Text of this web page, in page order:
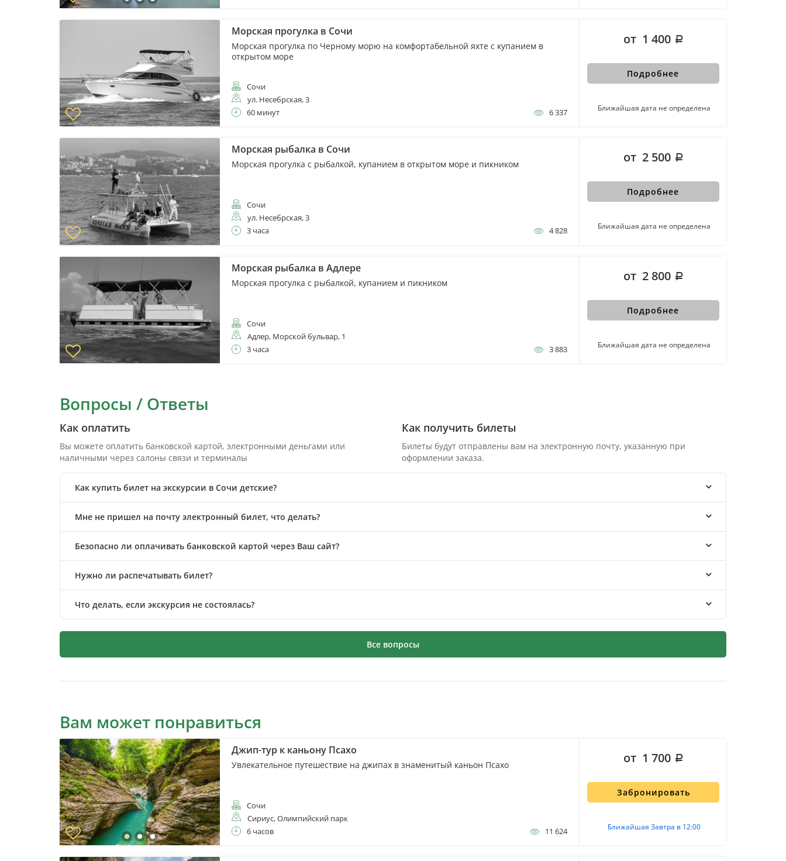
Морская прогулка в Сочи
Морская прогулка по Черному морю на комфортабельной яхте с купанием в
открытом море
Сочи
ул. Несебрская, 3
60 минут
6 337
Подробнее
Ближайшая дата не определена
от 1 400
Морская рыбалка в Сочи
Морская прогулка с рыбалкой, купанием в открытом море и пикником
Сочи
ул. Несебрская, 3
3 часа
4 828
Подробнее
Ближайшая дата не определена
от 2 500
Морская рыбалка в Адлере
Морская прогулка с рыбалкой, купанием и пикником
Сочи
Адлер, Морской бульвар, 1
3 часа
3 883
Подробнее
Ближайшая дата не определена
от 2 800
Вопросы / Ответы
Как оплатить
Вы можете оплатить банковской картой, электронными деньгами или
наличными через салоны связи и терминалы
Как получить билеты
Билеты будут отправлены вам на электронную почту, указанную при
оформлении заказа.
Как купить билет на экскурсии в Сочи детские?
Мне не пришел на почту электронный билет, что делать?
Безопасно ли оплачивать банковской картой через Ваш сайт?
Нужно ли распечатывать билет?
Что делать, если экскурсия не состоялась?
Все вопросы
Вам может понравиться
Джип-тур к каньону Псахо
Увлекательное путешествие на джипах в знаменитый каньон Псахо
Сочи
Сириус, Олимпийский парк
6 часов
11 624
Забронировать
Ближайшая Завтра в 12:00
от 1 700